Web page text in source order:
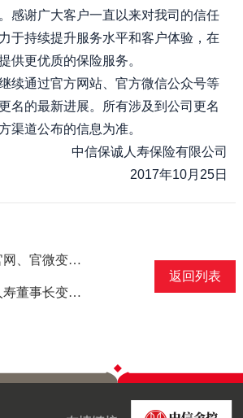
感谢广大客户一直以来对我司的信任
于持续提升服务水平和客户体验，在
供更优质的保险服务。
通过官方网站、官方微信公众号等
名的最新进展。所有涉及到公司更名
渠道公布的信息为准。
中信保诚人寿保险有限公司
2017年10月25日
上一篇：关于公司官网、官微变更名称的公告
下一篇：关于信诚人寿董事长变更的公告
返回列表